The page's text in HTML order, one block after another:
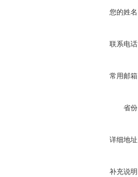
您的姓
联系电
常用邮
省
详细地
补充说